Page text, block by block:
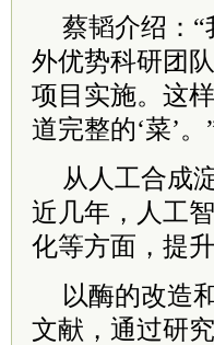
蔡韬介绍：
外优势科研团
项目实施。这
道完整的‘菜’。
从人工合成
近几年，人工
化等方面，提
以酶的改造
文献，通过研